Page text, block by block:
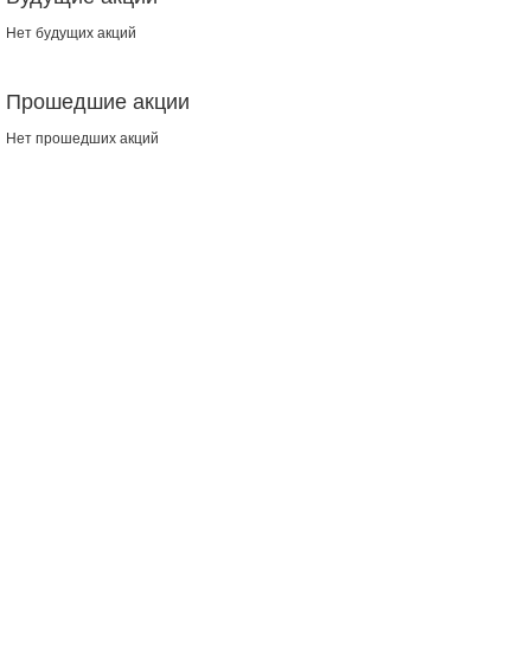
Нет будущих акций
Прошедшие акции
Нет прошедших акций